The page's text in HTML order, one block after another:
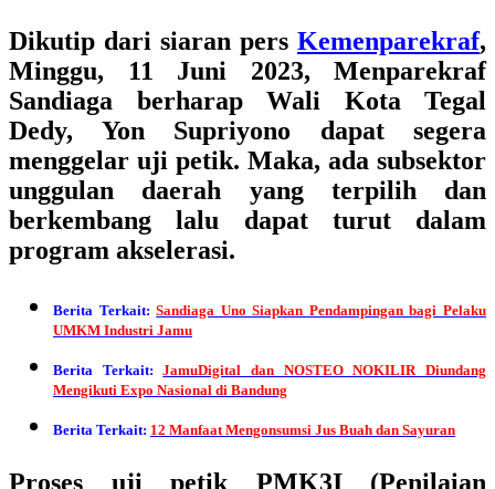
Dikutip dari siaran pers Kemenparekraf,
Minggu, 11 Juni 2023, Menparekraf
Sandiaga berharap Wali Kota Tegal
Dedy, Yon Supriyono dapat segera
menggelar uji petik. Maka, ada subsektor
unggulan daerah yang terpilih dan
berkembang lalu dapat turut dalam
program akselerasi.
Berita Terkait: Sandiaga Uno Siapkan Pendampingan bagi Pelaku
UMKM Industri Jamu
Berita Terkait: JamuDigital dan NOSTEO NOKILIR Diundang
Mengikuti Expo Nasional di Bandung
Berita Terkait: 12 Manfaat Mengonsumsi Jus Buah dan Sayuran
Proses uji petik PMK3I (Penilaian